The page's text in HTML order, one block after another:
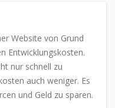
Website von Grund
Entwicklungskosten.
nur schnell zu
auch weniger. Es
und Geld zu sparen.